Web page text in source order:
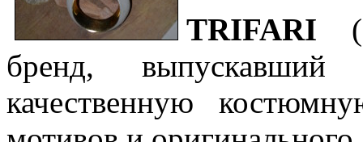
TRIFARI
бренд,
качественную